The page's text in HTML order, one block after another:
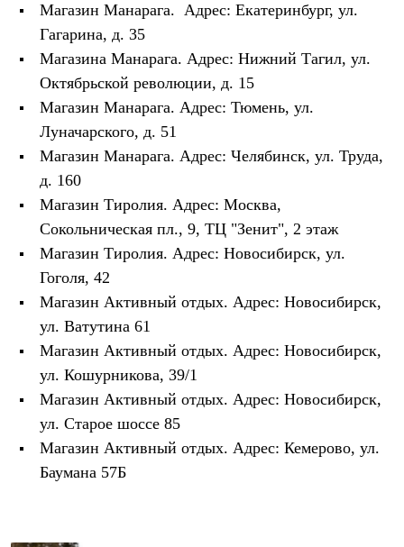
Экспедиционные
Легкоходные
Альпинистские
Городские
Аксессуары для рюкзаков
Спальные мешки
Комбинированные
С синтетическим утеплителем
Аксессуары для спальников
Сумки и баулы
Баулы
Кошельки
Гермомешки
Полезные аксессуары
Еда
Коврики
Обувь
Женская обувь
Сапоги
Ботинки
Ботинки
Кроссовки
Гамаши и бахилы
Магазин Манарага. Адрес: Екатеринбург, ул.
Гагарина, д. 35
Магазина Манарага. Адрес: Нижний Тагил, ул.
Октябрьской революции, д. 15
Магазин Манарага. Адрес: Тюмень, ул.
Луначарского, д. 51
Магазин Манарага. Адрес: Челябинск, ул. Труда,
д. 160
Магазин Тиролия. Адрес: Москва,
Сокольническая пл., 9, ТЦ "Зенит", 2 этаж
Магазин Тиролия. Адрес: Новосибирск, ул.
Гоголя, 42
Магазин Активный отдых. Адрес: Новосибирск,
ул. Ватутина 61
Магазин Активный отдых. Адрес: Новосибирск,
ул. Кошурникова, 39/1
Магазин Активный отдых. Адрес: Новосибирск,
ул. Старое шоссе 85
Магазин Активный отдых. Адрес: Кемерово, ул.
Баумана 57Б